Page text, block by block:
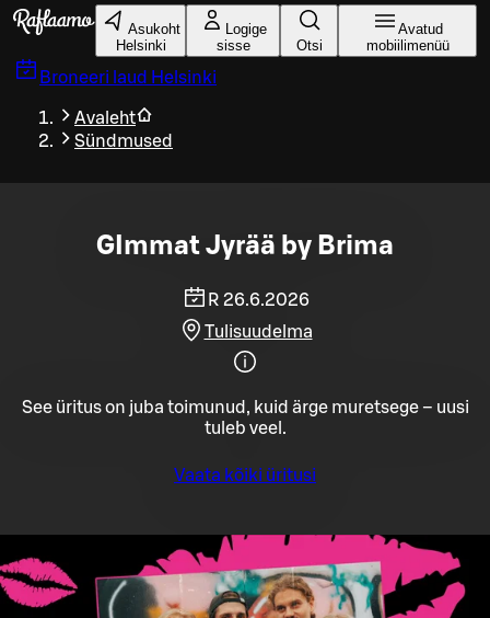
Liigu peamise sisu juurde
Asukoht
Helsinki
Logige
sisse
Otsi
Avatud
mobiilimenüü
Broneeri laud Helsinki
Avaleht
Sündmused
GImmat Jyrää by Brima
R 26.6.2026
Tulisuudelma
See üritus on juba toimunud, kuid ärge muretsege – uusi
tuleb veel.
Vaata kõiki üritusi